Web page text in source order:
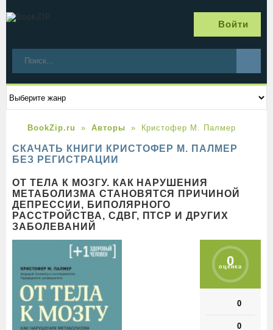
Войти
BookZip.ru Авторы Кристофер М. Палмер
СКАЧАТЬ КНИГИ КРИСТОФЕР М. ПАЛМЕР
БЕЗ РЕГИСТРАЦИИ
ОТ ТЕЛА К МОЗГУ. КАК НАРУШЕНИЯ
МЕТАБОЛИЗМА СТАНОВЯТСЯ ПРИЧИНОЙ
ДЕПРЕССИИ, БИПОЛЯРНОГО
РАССТРОЙСТВА, СДВГ, ПТСР И ДРУГИХ
ЗАБОЛЕВАНИЙ
0
оценка
0
0